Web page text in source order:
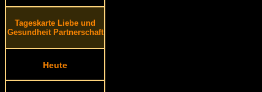
Tageskarte Liebe und
Gesundheit Partnerschaft
Heute